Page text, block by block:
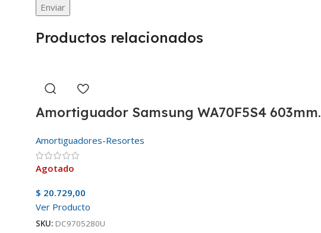
Productos relacionados
Amortiguador Samsung WA70F5S4 603mm.
Amortiguadores-Resortes
Agotado
$ 20.729,00
Ver Producto
SKU: DC9705280U